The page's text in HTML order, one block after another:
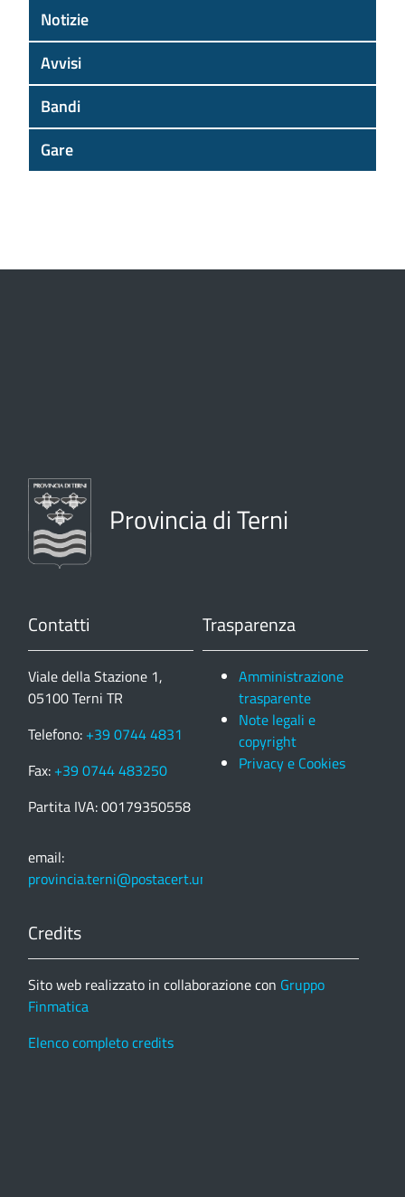
Notizie
Avvisi
Bandi
Gare
Provincia di Terni
Contatti
Viale della Stazione 1,
05100 Terni TR
Telefono: +39 0744 4831
Fax: +39 0744 483250
Partita IVA: 00179350558
email:
provincia.terni@postacert.umbria.it
Trasparenza
Amministrazione
trasparente
Note legali e
copyright
Privacy e Cookies
Credits
Sito web realizzato in collaborazione con Gruppo
Finmatica
Elenco completo credits